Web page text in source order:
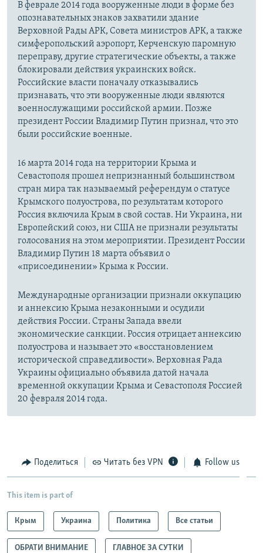
В феврале 2014 года вооруженные люди в форме без
опознавательных знаков захватили здание
Верховной Рады АРК, Совета министров АРК, а также
симферопольский аэропорт, Керченскую паромную
переправу, другие стратегические объекты, а также
блокировали действия украинских войск.
Российские власти поначалу отказывались
признавать, что эти вооруженные люди являются
военнослужащими российской армии. Позже
президент России Владимир Путин признал, что это
были российские военные.
16 марта 2014 года на территории Крыма и
Севастополя прошел непризнанный большинством
стран мира так называемый референдум о статусе
Крымского полуострова, по результатам которого
Россия включила Крым в свой состав. Ни Украина, ни
Европейский союз, ни США не признали результаты
голосования на этом мероприятии. Президент России
Владимир Путин 18 марта объявил о
«присоединении» Крыма к России.
Международные организации признали оккупацию
и аннексию Крыма незаконными и осудили
действия России. Страны Запада ввели
экономические санкции. Россия отрицает аннексию
полуострова и называет это «восстановлением
исторической справедливости». Верховная Рада
Украины официально объявила датой начала
временной оккупации Крыма и Севастополя Россией
20 февраля 2014 года.
Поделиться Читать без VPN Follow us
This item is part of
Крым Украина Политика Все статьи
ОБРАТИ ВНИМАНИЕ ГЛАВНОЕ ЗА СУТКИ